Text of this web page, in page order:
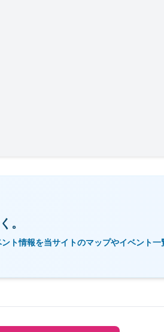
。
ト情報を当サイトのマップやイベント一